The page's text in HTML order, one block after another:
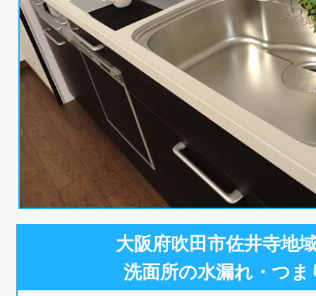
大阪府吹田市佐井寺地
洗面所の水漏れ・つま